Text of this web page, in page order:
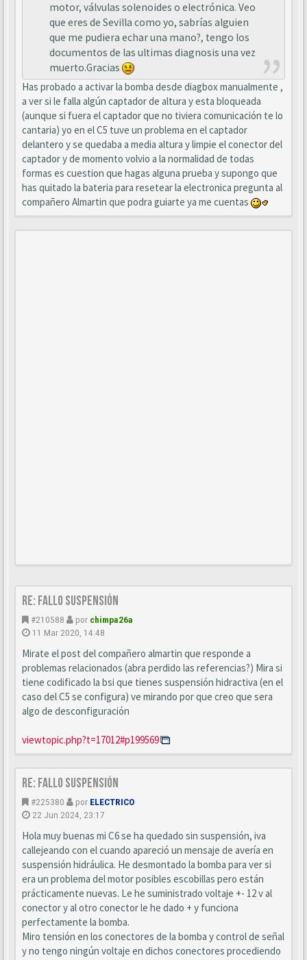
motor, válvulas solenoides o electrónica. Veo
que eres de Sevilla como yo, sabrías alguien
que me pudiera echar una mano?, tengo los
documentos de las ultimas diagnosis una vez
muerto.Gracias
Has probado a activar la bomba desde diagbox manualmente ,
a ver si le falla algún captador de altura y esta bloqueada
(aunque si fuera el captador que no tiviera comunicación te lo
cantaria) yo en el C5 tuve un problema en el captador
delantero y se quedaba a media altura y limpie el conector del
captador y de momento volvio a la normalidad de todas
formas es cuestion que hagas alguna prueba y supongo que
has quitado la bateria para resetear la electronica pregunta al
compañero Almartin que podra guiarte ya me cuentas
Re: Fallo suspensión
#210588 por chimpa26a
11 Mar 2020, 14:48
Mirate el post del compañero almartin que responde a
problemas relacionados (abra perdido las referencias?) Mira si
tiene codificado la bsi que tienes suspensión hidractiva (en el
caso del C5 se configura) ve mirando por que creo que sera
algo de desconfiguración
viewtopic.php?t=17012#p199569
Re: Fallo suspensión
#225380 por ELECTRICO
22 Jun 2024, 23:17
Hola muy buenas mi C6 se ha quedado sin suspensión, iva
callejeando con el cuando apareció un mensaje de avería en
suspensión hidráulica. He desmontado la bomba para ver si
era un problema del motor posibles escobillas pero están
prácticamente nuevas. Le he suministrado voltaje +- 12 v al
conector y al otro conector le he dado + y funciona
perfectamente la bomba.
Miro tensión en los conectores de la bomba y control de señal
y no tengo ningún voltaje en dichos conectores procediendo